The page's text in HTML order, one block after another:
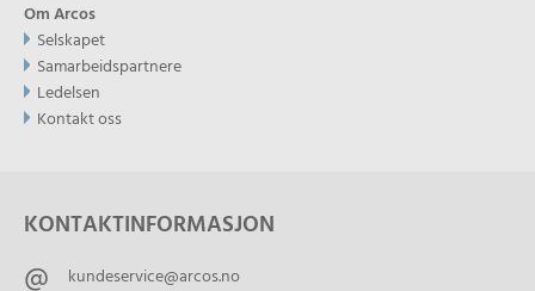
Om Arcos
Selskapet
Samarbeidspartnere
Ledelsen
Kontakt oss
KONTAKTINFORMASJON
kundeservice@arcos.no